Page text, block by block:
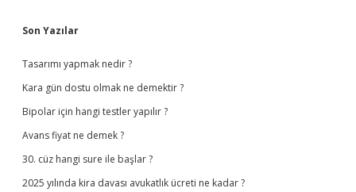
Sidebar
Son Yazılar
Tasarımı yapmak nedir ?
Kara gün dostu olmak ne demektir ?
Bipolar için hangi testler yapılır ?
Avans fiyat ne demek ?
30. cüz hangi sure ile başlar ?
2025 yılında kira davası avukatlık ücreti ne kadar ?